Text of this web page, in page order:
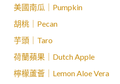
美國南瓜｜Pumpkin
胡桃｜Pecan
芋頭｜Taro
荷蘭蘋果｜Dutch Apple
檸檬蘆薈｜Lemon Aloe Vera